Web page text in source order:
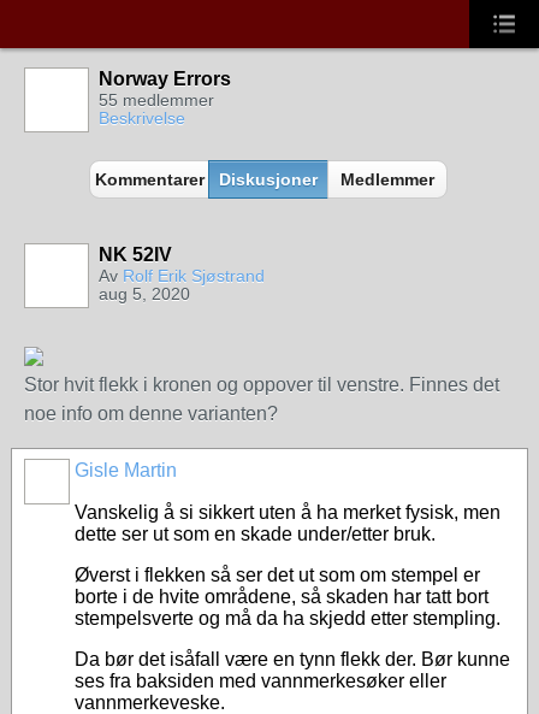
Norway Errors
55 medlemmer
Beskrivelse
Kommentarer Diskusjoner Medlemmer
NK 52IV
Av Rolf Erik Sjøstrand
aug 5, 2020
Stor hvit flekk i kronen og oppover til venstre. Finnes det
noe info om denne varianten?
Gisle Martin
Vanskelig å si sikkert uten å ha merket fysisk, men
dette ser ut som en skade under/etter bruk.
Øverst i flekken så ser det ut som om stempel er
borte i de hvite områdene, så skaden har tatt bort
stempelsverte og må da ha skjedd etter stempling.
Da bør det isåfall være en tynn flekk der. Bør kunne
ses fra baksiden med vannmerkesøker eller
vannmerkeveske.